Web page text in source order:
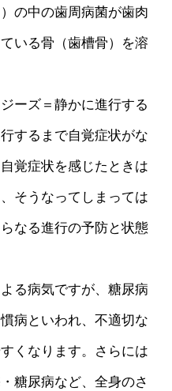
の中の歯周病菌が歯肉
いる骨（歯槽骨）を溶
ーズ＝静かに進行する
するまで自覚症状がな
覚症状を感じたときは
そうなってしまっては
なる進行の予防と状態
る病気ですが、糖尿病
病といわれ、不適切な
くなります。さらには
糖尿病など、全身のさ